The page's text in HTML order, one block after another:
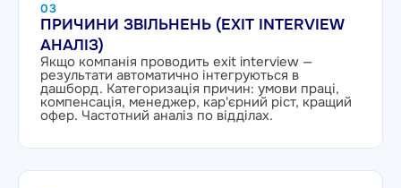
03
ПРИЧИНИ ЗВІЛЬНЕНЬ (EXIT INTERVIEW
АНАЛІЗ)
Якщо компанія проводить exit interview —
результати автоматично інтегруються в
дашборд. Категоризація причин: умови праці,
компенсація, менеджер, кар'єрний ріст, кращий
офер. Частотний аналіз по відділах.